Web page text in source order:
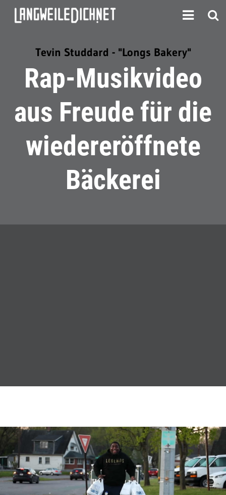
Tevin Studdard - "Longs Bakery"
Rap-Musikvideo
aus Freude für die
wiedereröffnete
Bäckerei